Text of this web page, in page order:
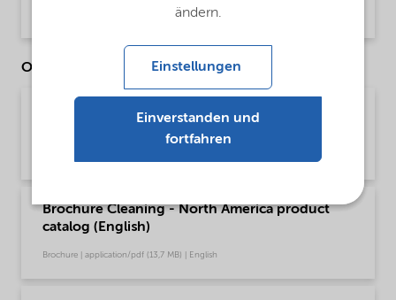
Product Data Sheet | application/pdf (32,9 KB) | English
Other Documents
Brochure Cleaning - EMEA product catalog
Brochure Cleaning - North America product
catalog (English)
Brochure | application/pdf (13,7 MB) | English
ändern.
Einstellungen
Einverstanden und
fortfahren